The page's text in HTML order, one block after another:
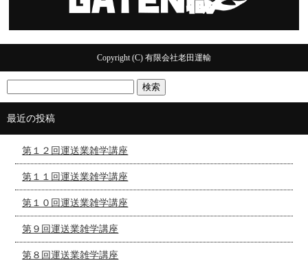
Copyright (C) 有限会社老田運輸
最近の投稿
第１２回運送業雑学講座
第１１回運送業雑学講座
第１０回運送業雑学講座
第９回運送業雑学講座
第８回運送業雑学講座